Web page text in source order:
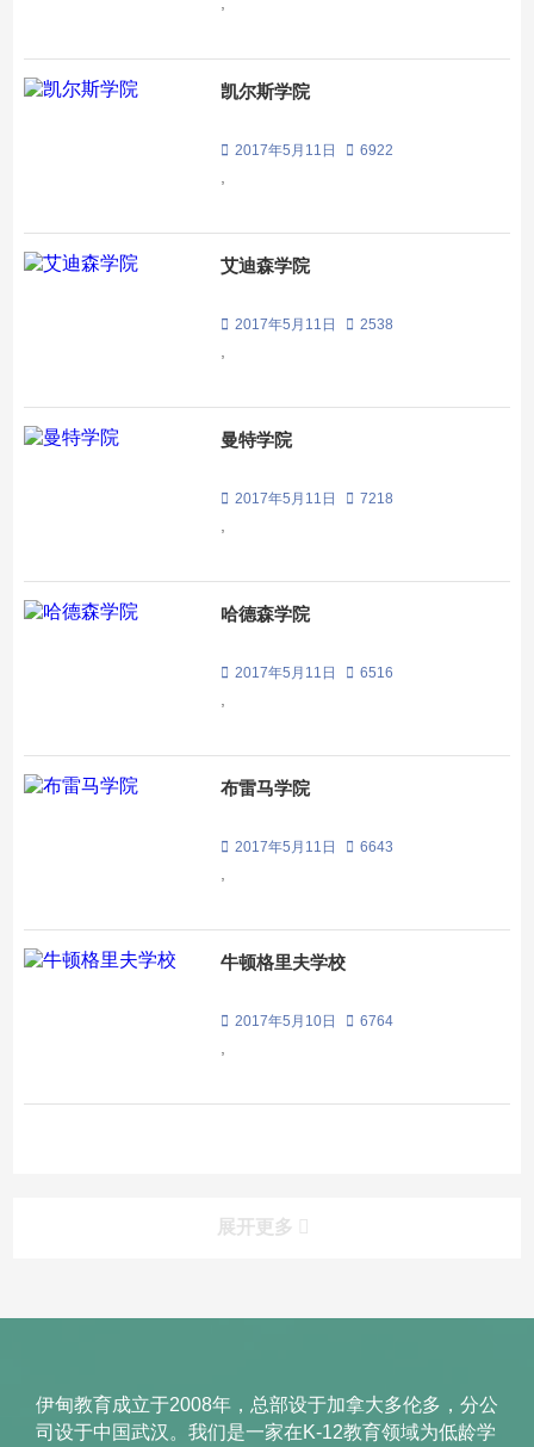
凯尔斯学院
2017年5月11日 6922
艾迪森学院
2017年5月11日 2538
曼特学院
2017年5月11日 7218
哈德森学院
2017年5月11日 6516
布雷马学院
2017年5月11日 6643
牛顿格里夫学校
2017年5月10日 6764
展开更多
伊甸教育成立于2008年，总部设于加拿大多伦多，分公
司设于中国武汉。我们是一家在K-12教育领域为低龄学